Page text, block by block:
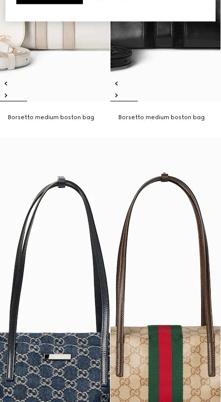
Borsetto medium boston bag Borsetto medium boston bag